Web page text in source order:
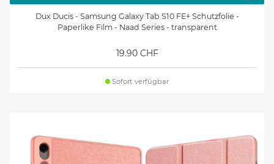
Dux Ducis - Samsung Galaxy Tab S10 FE+ Schutzfolie -
Paperlike Film - Naad Series - transparent
19.90 CHF
Sofort verfügbar